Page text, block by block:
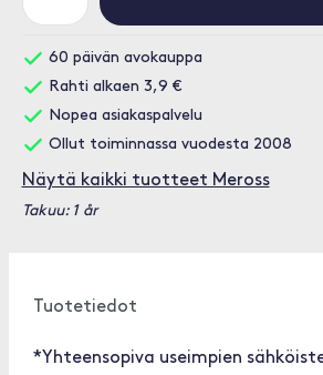
60 päivän avokauppa
Rahti alkaen 3,9 €
Nopea asiakaspalvelu
Ollut toiminnassa vuodesta 2008
Näytä kaikki tuotteet Meross
Takuu: 1 år
Tuotetiedot
*Yhteensopiva useimpien